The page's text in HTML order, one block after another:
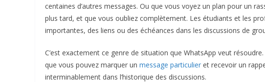
centaines d’autres messages. Ou que vous voyez un plan pour un
plus tard, et que vous oubliez complètement. Les étudiants et les
importantes, des liens ou des échéances dans les discussions de
C’est exactement ce genre de situation que WhatsApp veut
que vous pouvez marquer un message particulier et recevoir un
interminablement dans l’historique des discussions.